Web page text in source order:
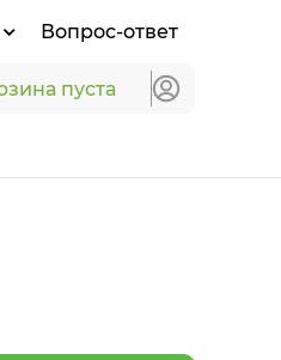
Вопрос-ответ
пуста